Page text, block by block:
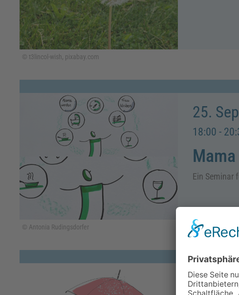
© t3lincol-wish, pixabay.com
25.
18:00 -
Ein Seminar
© Antonia Rudingsdorfer
25.